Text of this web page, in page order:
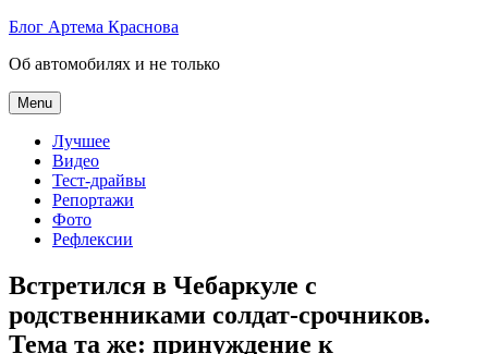
Skip
content
Блог Артема Краснова
Об автомобилях и не только
Menu
Лучшее
Видео
Тест-драйвы
Репортажи
Фото
Рефлексии
Встретился в Чебаркуле с
родственниками солдат-срочников.
Тема та же: принуждение к